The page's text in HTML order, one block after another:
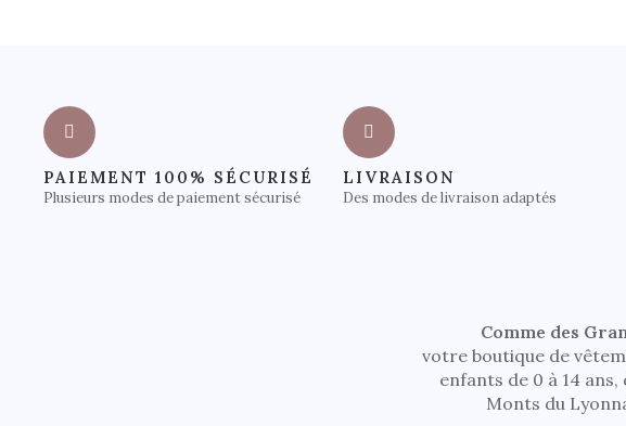
PAIEMENT 100% SÉCURISÉ
Plusieurs modes de paiement sécurisé
LIVRAISON
Des modes de livraison adaptés
Comme des
votre boutique de
enfants de 0 à 14 ans,
Monts du